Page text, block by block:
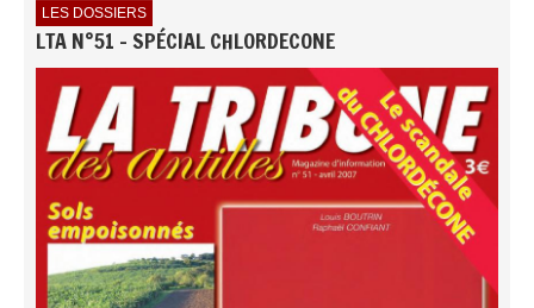
LES DOSSIERS
LTA N°51 - SPÉCIAL CHLORDECONE